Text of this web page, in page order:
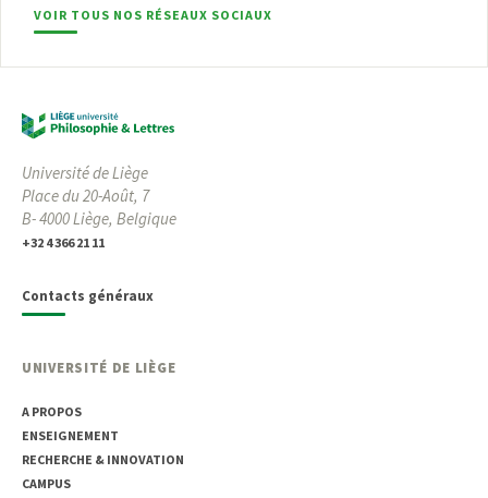
VOIR TOUS NOS RÉSEAUX SOCIAUX
Université de Liège
Place du 20-Août, 7
B- 4000 Liège, Belgique
+32 4 366 21 11
Contacts généraux
UNIVERSITÉ DE LIÈGE
A PROPOS
ENSEIGNEMENT
RECHERCHE & INNOVATION
CAMPUS